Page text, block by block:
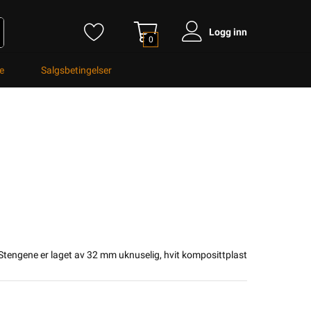
0
Logg inn
Salgsbetingelser
er laget av 32 mm uknuselig, hvit komposittplast